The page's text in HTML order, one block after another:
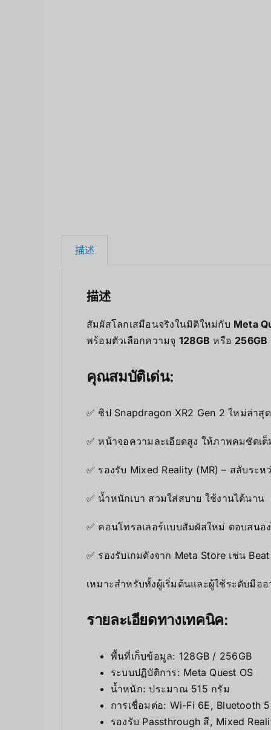
描述
描述
สัมผัสโลกเสมือนจริงในมิติใหม่กับ Meta
พร้อมตัวเลือกความจุ 128GB หรือ 256GB
คุณสมบัติเด่น:
✅ ชิป Snapdragon XR2 Gen 2 ใหม่ล่าสุ
✅ หน้าจอความละเอียดสูง ให้ภาพคมชัดเ
✅ รองรับ Mixed Reality (MR) – สลับระ
✅ น้ำหนักเบา สวมใส่สบาย ใช้งานได้นาน
✅ คอนโทรลเลอร์แบบสัมผัสใหม่ ตอบสนอ
✅ รองรับเกมดังจาก Meta Store เช่น
เหมาะสำหรับทั้งผู้เริ่มต้นและผู้ใช้ระดับมือ
รายละเอียดทางเทคนิค:
พื้นที่เก็บข้อมูล: 128GB / 256GB
ระบบปฏิบัติการ: Meta Quest OS
น้ำหนัก: ประมาณ 515 กรัม
การเชื่อมต่อ: Wi-Fi 6E, Bluetooth
รองรับ Passthrough สี, Mixed